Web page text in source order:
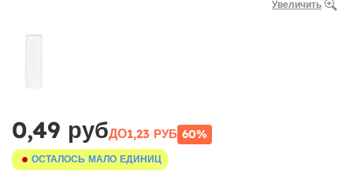
Увеличить
0,49 рубДО1,23 РУБ 60%
ОСТАЛОСЬ МАЛО ЕДИНИЦ